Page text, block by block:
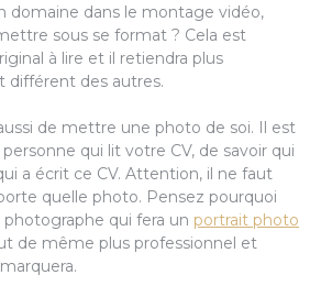
domaine dans le montage vidéo,
sous se format ? Cela est
à lire et il retiendra plus
différent des autres.
de mettre une photo de soi. Il est
qui lit votre CV, de savoir qui
a écrit ce CV. Attention, il ne faut
quelle photo. Pensez pourquoi
photographe qui fera un portrait photo
de même plus professionnel et